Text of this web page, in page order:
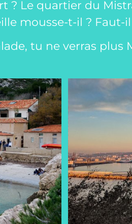
? Le quartier du
mousse-t-il ? Faut-
tu ne verras